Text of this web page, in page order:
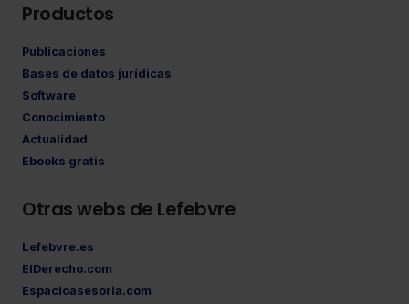
Productos
Publicaciones
Bases de datos jurídicas
Software
Conocimiento
Actualidad
Ebooks gratis
Otras webs de Lefebvre
Lefebvre.es
ElDerecho.com
Espacioasesoria.com